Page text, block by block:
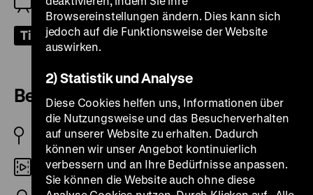
Jeanpaul Goergen
Tickets
Berlin – Anhalter Bahnhof
BRD 1971
DCP
Browsereinstellungen ändern. Dies kann sich
jedoch auf die Funktionsweise der Website
auswirken.
2) Statistik und Analyse
Diese Cookies helfen uns, Informationen über
die Nutzungsweise und das Besucherverhalten
auf unserer Website zu erhalten. Dadurch
können wir unser Angebot kontinuierlich
verbessern und an Ihre Bedürfnisse anpassen.
Sie können die Website auch ohne diese